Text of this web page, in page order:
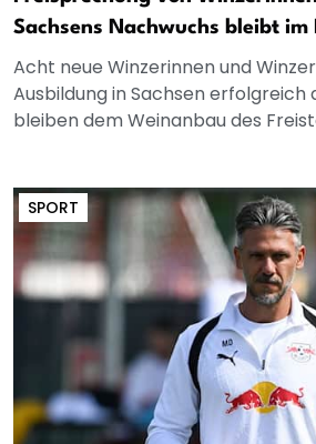
Sachsens Nachwuchs bleibt im
Acht neue Winzerinnen und
Ausbildung in Sachsen erfolgreich
bleiben dem Weinanbau des
SPORT